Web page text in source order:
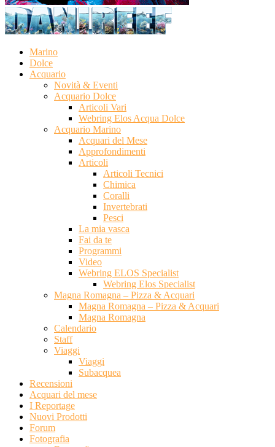
Marino
Dolce
Acquario
Novità & Eventi
Acquario Dolce
Articoli Vari
Webring Elos Acqua Dolce
Acquario Marino
Acquari del Mese
Approfondimenti
Articoli
Articoli Tecnici
Chimica
Coralli
Invertebrati
Pesci
La mia vasca
Fai da te
Programmi
Video
Webring ELOS Specialist
Webring Elos Specialist
Magna Romagna – Pizza & Acquari
Magna Romagna – Pizza & Acquari
Magna Romagna
Calendario
Staff
Viaggi
Viaggi
Subacquea
Recensioni
Acquari del mese
I Reportage
Nuovi Prodotti
Forum
Fotografia